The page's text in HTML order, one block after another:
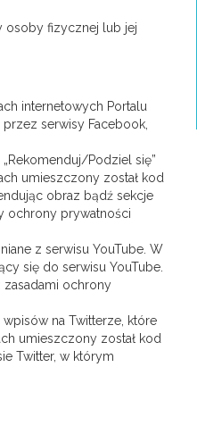
osoby fizycznej lub jej
internetowych Portalu
serwisy Facebook,
Podziel się”
umieszczony został kod
obraz bądź sekcje
ochrony prywatności
z serwisu YouTube. W
się do serwisu YouTube.
ochrony
na Twitterze, które
umieszczony został kod
Twitter, w którym